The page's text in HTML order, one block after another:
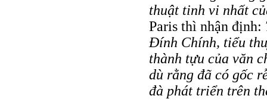
thuật tinh vi nhất
Paris thì nhận định:
Đính Chính, tiểu
thành tựu của văn
dù rằng đã có gốc
đà phát triển trên